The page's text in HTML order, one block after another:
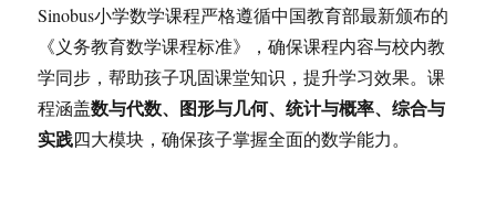
Sinobus小学数学课程严格遵循中国教育部最新颁布的
《义务教育数学课程标准》，确保课程内容与校内教
学同步，帮助孩子巩固课堂知识，提升学习效果。课
程涵盖数与代数、图形与几何、统计与概率、综合与
实践四大模块，确保孩子掌握全面的数学能力。